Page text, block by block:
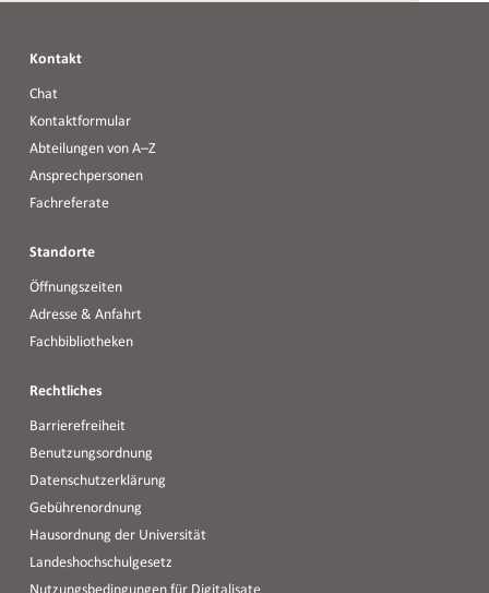
Kontakt
Chat
Kontaktformular
Abteilungen von A–Z
Ansprechpersonen
Fachreferate
Standorte
Öffnungszeiten
Adresse & Anfahrt
Fachbibliotheken
Rechtliches
Barrierefreiheit
Benutzungsordnung
Datenschutzerklärung
Gebührenordnung
Hausordnung der Universität
Landeshochschulgesetz